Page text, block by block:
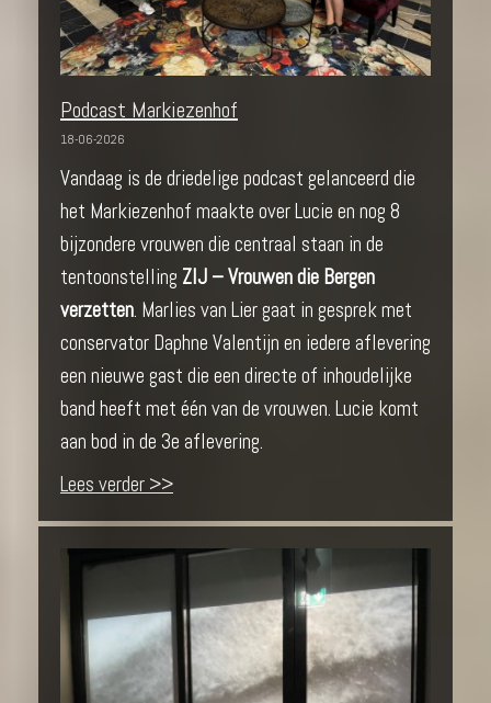
Podcast Markiezenhof
18-06-2026
Vandaag is de driedelige podcast gelanceerd die
het Markiezenhof maakte over Lucie en nog 8
bijzondere vrouwen die centraal staan in de
tentoonstelling ZIJ – Vrouwen die Bergen
verzetten. Marlies van Lier gaat in gesprek met
conservator Daphne Valentijn en iedere aflevering
een nieuwe gast die een directe of inhoudelijke
band heeft met één van de vrouwen. Lucie komt
aan bod in de 3e aflevering.
Lees verder >>